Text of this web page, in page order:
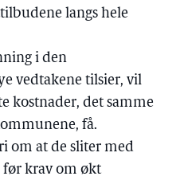
langs hele
i den
vedtakene tilsier, vil
kostnader, det samme
få.
om at de sliter med
før krav om økt